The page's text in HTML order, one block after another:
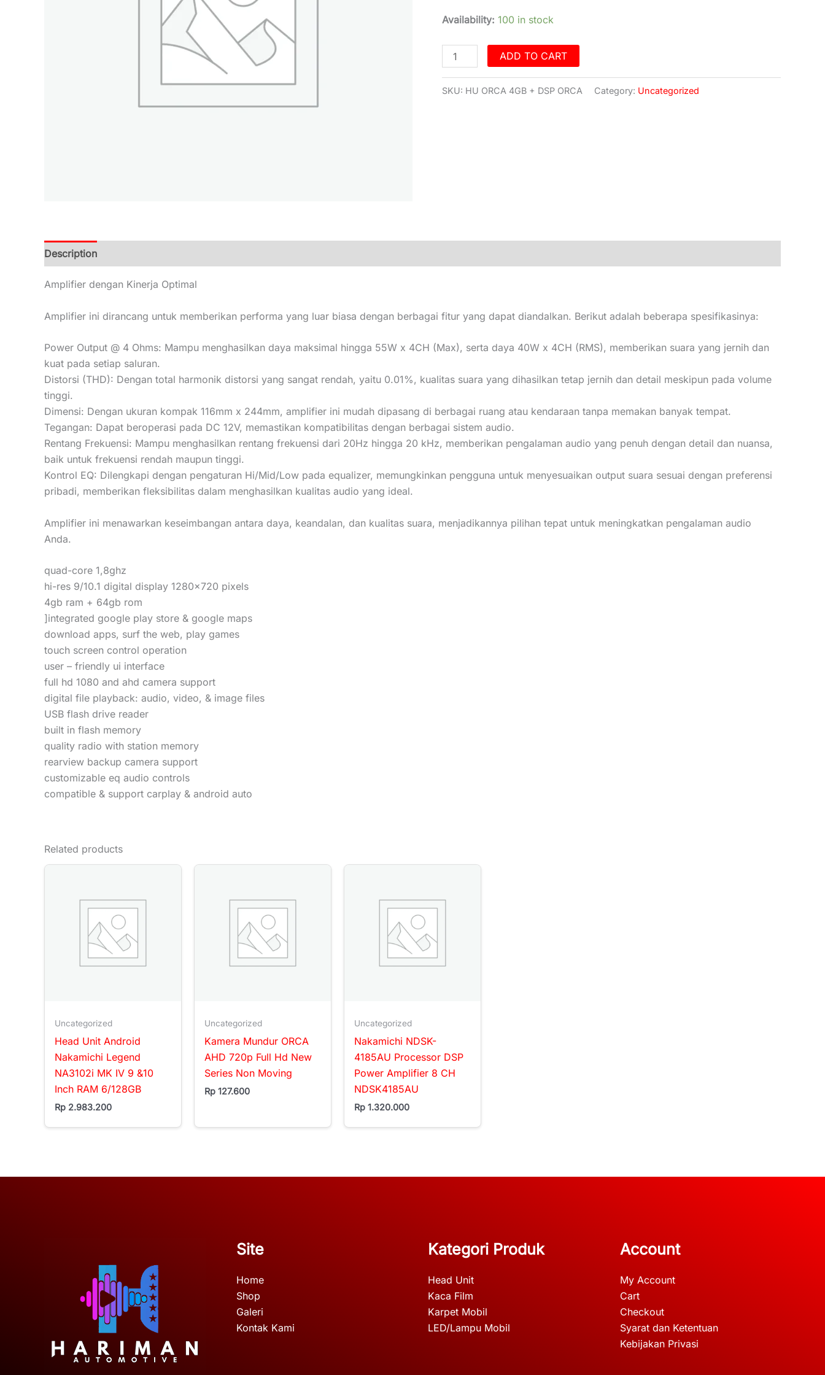
Availability: 100 in stock
with
SB
55.4
Plug
&
ADD TO CART
SKU: HU ORCA 4GB + DSP ORCA Category: Uncategorized
Description
Amplifier dengan Kinerja Optimal
Amplifier ini dirancang untuk memberikan performa yang luar biasa dengan berbagai fitur yang dapat diandalkan. Berikut adalah beberapa spesifikasinya:
Power Output @ 4 Ohms: Mampu menghasilkan daya maksimal hingga 55W x 4CH (Max), serta daya 40W x 4CH (RMS), memberikan suara yang jernih dan
kuat pada setiap saluran.
Distorsi (THD): Dengan total harmonik distorsi yang sangat rendah, yaitu 0.01%, kualitas suara yang dihasilkan tetap jernih dan detail meskipun pada volume
tinggi.
Dimensi: Dengan ukuran kompak 116mm x 244mm, amplifier ini mudah dipasang di berbagai ruang atau kendaraan tanpa memakan banyak tempat.
Tegangan: Dapat beroperasi pada DC 12V, memastikan kompatibilitas dengan berbagai sistem audio.
Rentang Frekuensi: Mampu menghasilkan rentang frekuensi dari 20Hz hingga 20 kHz, memberikan pengalaman audio yang penuh dengan detail dan nuansa,
baik untuk frekuensi rendah maupun tinggi.
Kontrol EQ: Dilengkapi dengan pengaturan Hi/Mid/Low pada equalizer, memungkinkan pengguna untuk menyesuaikan output suara sesuai dengan preferensi
pribadi, memberikan fleksibilitas dalam menghasilkan kualitas audio yang ideal.
Amplifier ini menawarkan keseimbangan antara daya, keandalan, dan kualitas suara, menjadikannya pilihan tepat untuk meningkatkan pengalaman audio
Anda.
quad-core 1,8ghz
hi-res 9/10.1 digital display 1280×720 pixels
4gb ram + 64gb rom
]integrated google play store & google maps
download apps, surf the web, play games
touch screen control operation
user – friendly ui interface
full hd 1080 and ahd camera support
digital file playback: audio, video, & image files
USB flash drive reader
built in flash memory
quality radio with station memory
rearview backup camera support
customizable eq audio controls
compatible & support carplay & android auto
Related products
Uncategorized
Head Unit Android
Nakamichi Legend
NA3102i MK IV 9 &10
Inch RAM 6/128GB
Rp 2.983.200
Uncategorized
Kamera Mundur ORCA
AHD 720p Full Hd New
Series Non Moving
Rp 127.600
Uncategorized
Nakamichi NDSK-
4185AU Processor DSP
Power Amplifier 8 CH
NDSK4185AU
Rp 1.320.000
Site
Home
Shop
Galeri
Kontak Kami
Kategori Produk
Head Unit
Kaca Film
Karpet Mobil
LED/Lampu Mobil
Account
My Account
Cart
Checkout
Syarat dan Ketentuan
Kebijakan Privasi